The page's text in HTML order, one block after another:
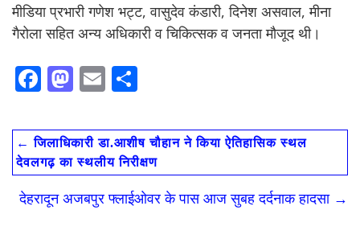
मीडिया प्रभारी गणेश भट्ट, वासुदेव कंडारी, दिनेश असवाल, मीना
गैरोला सहित अन्य अधिकारी व चिकित्सक व जनता मौजूद थी।
F
e
b
o
o
M
to
d
o
n
E
ai
l
ar
e
← जिलाधिकारी डा.आशीष चौहान ने किया ऐतिहासिक स्थल
देवलगढ़ का स्थलीय निरीक्षण
देहरादून अजबपुर फ्लाईओवर के पास आज सुबह दर्दनाक हादसा →